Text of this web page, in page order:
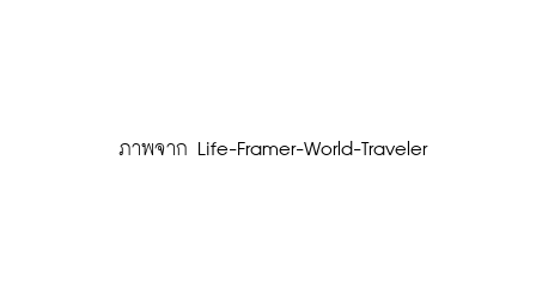
ภาพจาก Life-Framer-World-Traveler